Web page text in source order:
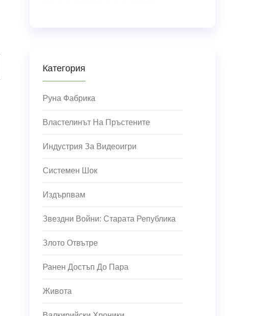
Категория
Руна Фабрика
Властелинът На Пръстените
Индустрия За Видеоигри
Системен Шок
Издърпвам
Звездни Войни: Старата Република
Злото Отвътре
Ранен Достъп До Пара
Живота